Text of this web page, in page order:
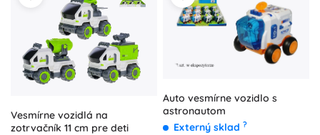
Vesmírne vozidlá na
zotrvačník 11 cm pre deti
Auto vesmírne vozidlo s
astronautom
Externý sklad ?